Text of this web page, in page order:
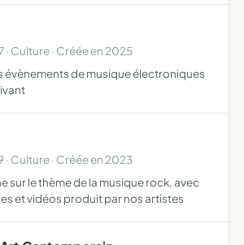
· Culture · Créée en 2025
évènements de musique électroniques
· Culture · Créée en 2023
sur le thème de la musique rock, avec
et vidéos produit par nos artistes